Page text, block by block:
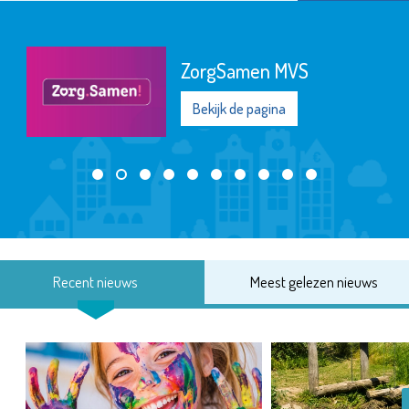
ZorgSamen MVS
Bekijk de pagina
Recent nieuws Meest gelezen nieuws